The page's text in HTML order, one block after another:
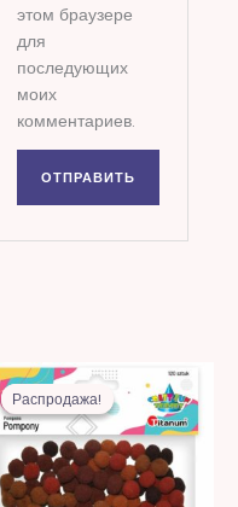
этом браузере
для
последующих
моих
комментариев.
Распродажа!
Распродажа!
Первоначальная
составляла
25,00 MDL.
Текущая
цена:
11,00 MDL.